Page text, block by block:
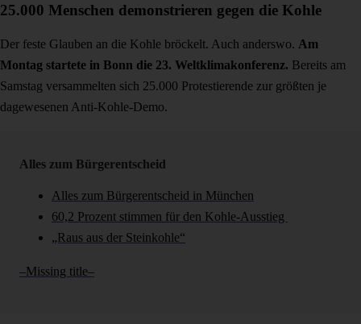
25.000 Menschen demonstrieren gegen die Kohle
Der feste Glauben an die Kohle bröckelt. Auch anderswo. Am
Montag startete in Bonn die 23. Weltklimakonferenz. Bereits am
Samstag versammelten sich 25.000 Protestierende zur größten je
dagewesenen Anti-Kohle-Demo.
Alles zum Bürgerentscheid
Alles zum Bürgerentscheid in München
60,2 Prozent stimmen für den Kohle-Ausstieg
„Raus aus der Steinkohle“
–Missing title–